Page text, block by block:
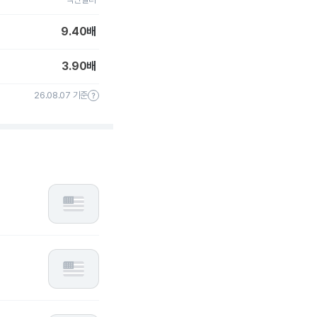
9.40배
3.90배
26.08.07 기준